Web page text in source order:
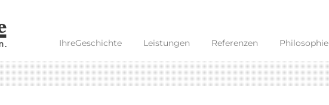
IhreGeschichte Leistungen Referenzen Philosophie